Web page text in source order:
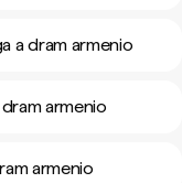
a dram armenio
armenio
armenio